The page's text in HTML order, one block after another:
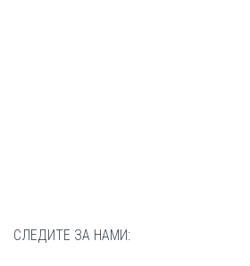
СЛЕДИТЕ ЗА НАМИ: